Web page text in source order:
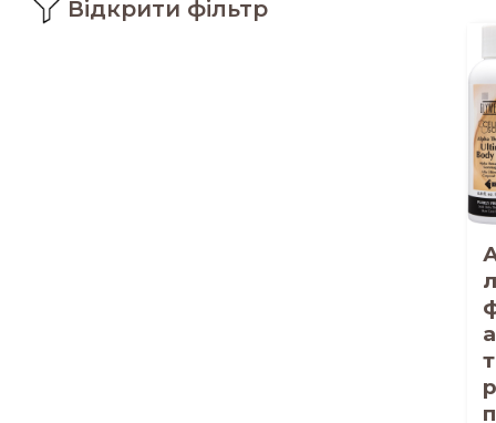
Відкрити фільтр